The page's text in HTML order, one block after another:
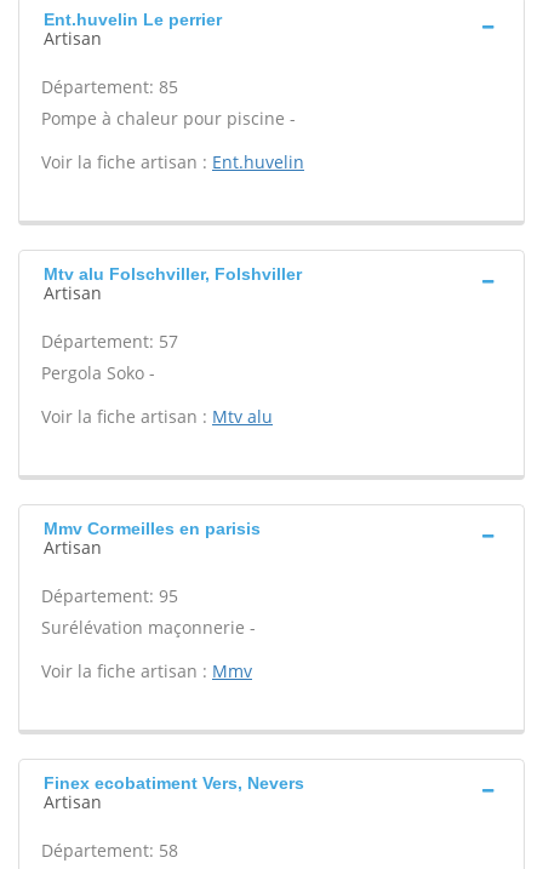
Ent.huvelin Le perrier
Artisan
Département: 85
Pompe à chaleur pour piscine -
Voir la fiche artisan : Ent.huvelin
Mtv alu Folschviller, Folshviller
Artisan
Département: 57
Pergola Soko -
Voir la fiche artisan : Mtv alu
Mmv Cormeilles en parisis
Artisan
Département: 95
Surélévation maçonnerie -
Voir la fiche artisan : Mmv
Finex ecobatiment Vers, Nevers
Artisan
Département: 58